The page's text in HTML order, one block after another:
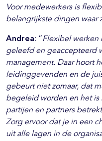
Voor medewerkers is
belangrijkste dingen waar
Andrea: “Flexibel werken
geleefd en geaccepteerd
management. Daar hoort
leidinggevenden en de
gebeurt niet zomaar, dat
begeleid worden en het
partijen en partners
Zorg ervoor dat je in een
uit alle lagen in de